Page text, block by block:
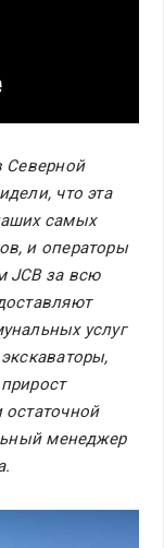
Северной
что эта
самых
и операторы
JCB за всю
услуг
остаточной
менеджер